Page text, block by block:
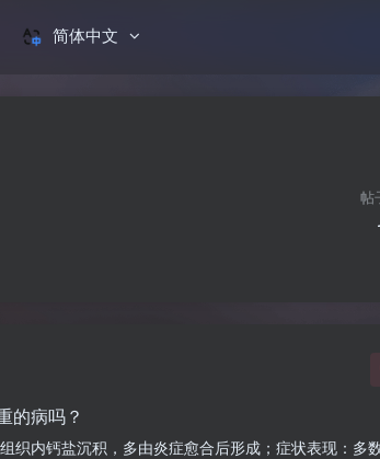
简体中文
帖
的病吗？
织内钙盐沉积，多由炎症愈合后形成；症状表现：多